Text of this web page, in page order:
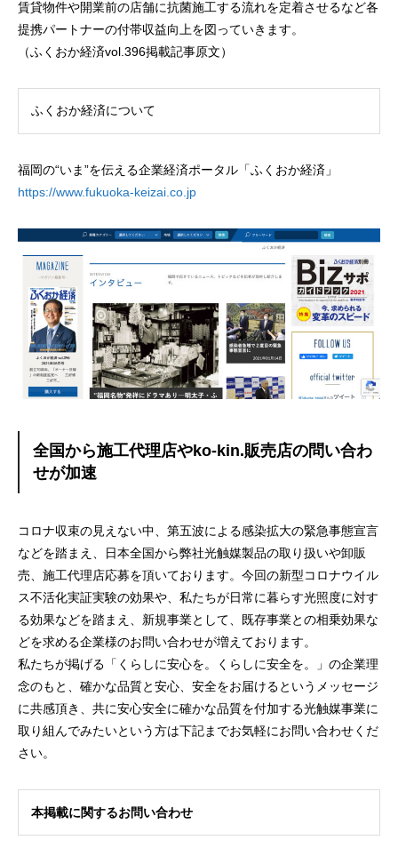
賃貸物件や開業前の店舗に抗菌施工する流れを定着させるなど各
提携パートナーの付帯収益向上を図っていきます。
（ふくおか経済vol.396掲載記事原文）
ふくおか経済について
福岡の“いま”を伝える企業経済ポータル「ふくおか経済」
https://www.fukuoka-keizai.co.jp
全国から施工代理店やko-kin.販売店の問い合わ
せが加速
コロナ収束の見えない中、第五波による感染拡大の緊急事態宣言
などを踏まえ、日本全国から弊社光触媒製品の取り扱いや卸販
売、施工代理店応募を頂いております。今回の新型コロナウイル
ス不活化実証実験の効果や、私たちが日常に暮らす光照度に対す
る効果などを踏まえ、新規事業として、既存事業との相乗効果な
どを求める企業様のお問い合わせが増えております。
私たちが掲げる「くらしに安心を。くらしに安全を。」の企業理
念のもと、確かな品質と安心、安全をお届けるというメッセージ
に共感頂き、共に安心安全に確かな品質を付加する光触媒事業に
取り組んでみたいという方は下記までお気軽にお問い合わせくだ
さい。
本掲載に関するお問い合わせ